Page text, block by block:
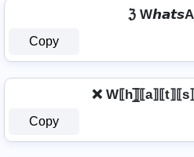
ℨ
Copy
❌
Copy